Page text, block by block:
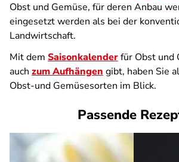
Obst und Gemüse, für deren Anbau
eingesetzt werden als bei der
Landwirtschaft.
Mit dem Saisonkalenderfür Obst und
auch zum Aufhängen gibt, haben Sie
Obst-und Gemüsesorten im Blick.
Passende